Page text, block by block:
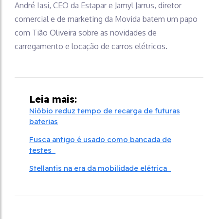
André Iasi, CEO da Estapar e Jamyl Jarrus, diretor
comercial e de marketing da Movida batem um papo
com Tião Oliveira sobre as novidades de
carregamento e locação de carros elétricos.
Leia mais:
Nióbio reduz tempo de recarga de futuras
baterias
Fusca antigo é usado como bancada de
Stellantis na era da mobilidade elétrica